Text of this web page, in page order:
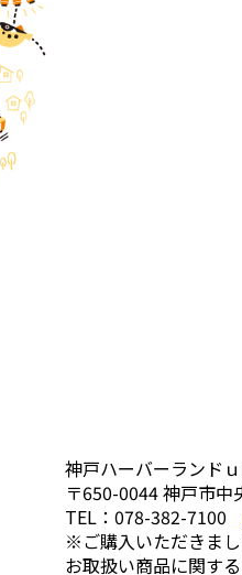
神戸ハーバーランド
〒650-0044神戸市中
TEL： 078-382-7100
※ご購入いただきまし
お取扱い商品に関す